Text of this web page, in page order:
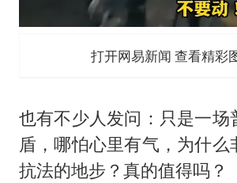
打开网易新闻 查看精彩
也有不少人发问：只是一场
盾，哪怕心里有气，为什么
抗法的地步？真的值得吗？